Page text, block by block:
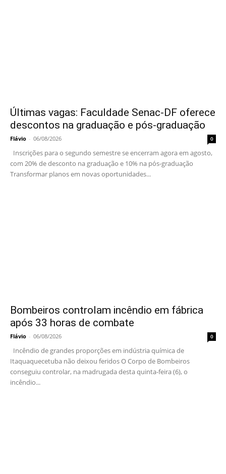
Últimas vagas: Faculdade Senac-DF oferece
descontos na graduação e pós-graduação
Flávio - 06/08/2026 0
Inscrições para o segundo semestre se encerram agora em agosto,
com 20% de desconto na graduação e 10% na pós-graduação
Transformar planos em novas oportunidades...
Bombeiros controlam incêndio em fábrica
após 33 horas de combate
Flávio - 06/08/2026 0
Incêndio de grandes proporções em indústria química de
Itaquaquecetuba não deixou feridos O Corpo de Bombeiros
conseguiu controlar, na madrugada desta quinta-feira (6), o
incêndio...